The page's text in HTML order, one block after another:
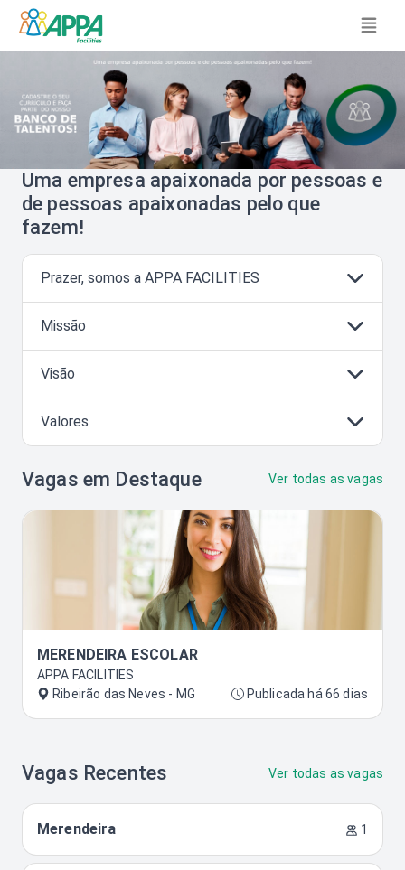
Uma empresa apaixonada por pessoas e
de pessoas apaixonadas pelo que
fazem!
Prazer, somos a APPA FACILITIES
Missão
Visão
Valores
Vagas em Destaque Ver todas as vagas
MERENDEIRA ESCOLAR
APPA FACILITIES
Ribeirão das Neves - MG
Publicada há 66 dias
Vagas Recentes Ver todas as vagas
Merendeira 1